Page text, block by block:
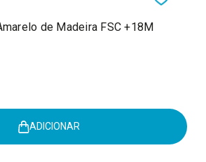
de Madeira FSC +18M
ADICIONAR